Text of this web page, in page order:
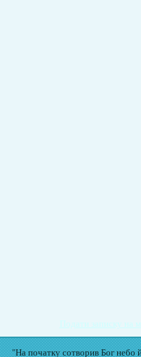
Подати записку на
"На початку сотворив Бог небо